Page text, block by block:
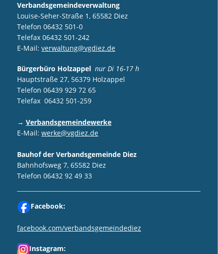
Verbandsgemeindeverwaltung
Louise-Seher-Straße 1, 65582 Diez
Telefon 06432 501-0
Telefax 06432 501-242
E-Mail: verwaltung@vgdiez.de
Bürgerbüro Holzappel nur Di 16-17 h
Hauptstraße 27, 56379 Holzappel
Telefon 06439 929 72 65
Telefax 06432 501-259
→ Verbandsgemeindewerke
E-Mail: werke@vgdiez.de
Bauhof der Verbandsgemeinde Diez
Bahnhofsweg 7, 65582 Diez
Telefon 06432 92 49 33
Facebook:
facebook.com/verbandsgemeindediez
Instagram: